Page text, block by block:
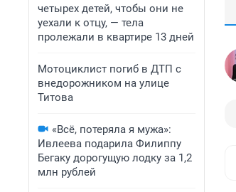
четырех детей, чтобы они не
уехали к отцу, — тела
пролежали в квартире 13 дней
Мотоциклист погиб в ДТП с
внедорожником на улице
Титова
«Всё, потеряла я мужа»:
Ивлеева подарила Филиппу
Бегаку дорогущую лодку за 1,2
млн рублей